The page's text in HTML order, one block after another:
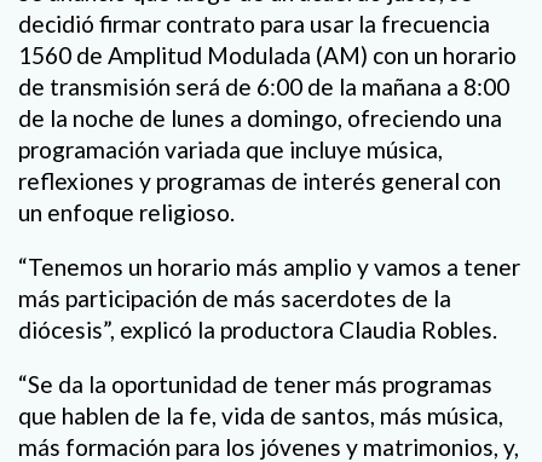
decidió firmar contrato para usar la frecuencia
1560 de Amplitud Modulada (AM) con un horario
de transmisión será de 6:00 de la mañana a 8:00
de la noche de lunes a domingo, ofreciendo una
programación variada que incluye música,
reflexiones y programas de interés general con
un enfoque religioso.
“Tenemos un horario más amplio y vamos a tener
más participación de más sacerdotes de la
diócesis”, explicó la productora Claudia Robles.
“Se da la oportunidad de tener más programas
que hablen de la fe, vida de santos, más música,
más formación para los jóvenes y matrimonios, y,